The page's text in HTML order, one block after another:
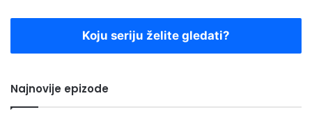
Koju seriju želite gledati?
Najnovije epizode